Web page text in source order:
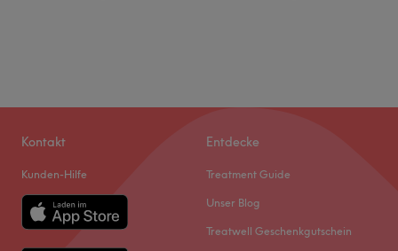
Kontakt
Kunden-Hilfe
Entdecke
Treatment Guide
Unser Blog
Treatwell Geschenkgutschein